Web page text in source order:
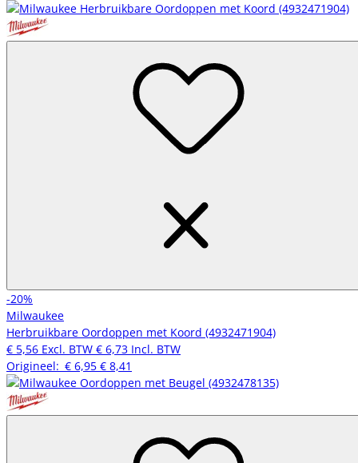
-20%
Milwaukee
Herbruikbare Oordoppen met Koord (4932471904)
€ 5,56 Excl. BTW € 6,73 Incl. BTW
Origineel: € 6,95 € 8,41